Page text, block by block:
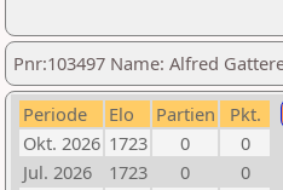
Pnr:103497 Name: Alfred
Periode Elo Partien
Pkt.
Okt. 2026 1723 0
0
Jul. 2026
1723 0
0